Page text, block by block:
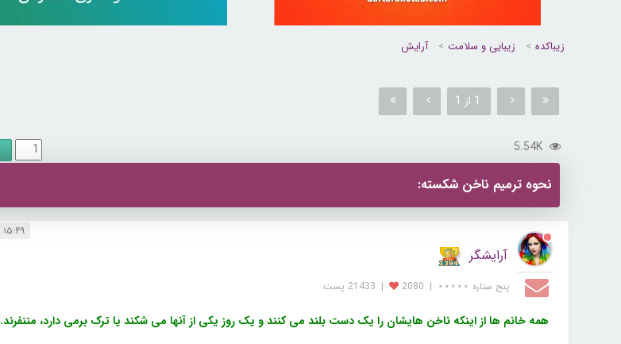
زیباکده زیبایی و سلامت آرایش
1 از 1
5.54K
نحوه ترمیم ناخن شکسته:
۱۵:۴۹ ۱۳۹۲/۲/۲۵
آرایشگر
پنج ستاره ⋆⋆⋆⋆⋆ |
2080
| 21433 پست
همه خانم ها از اینکه ناخن هایشان را یک دست بلند می کنند و یک روز یکی از آنها می شکند یا ترک برمی دارد، متنفرند.